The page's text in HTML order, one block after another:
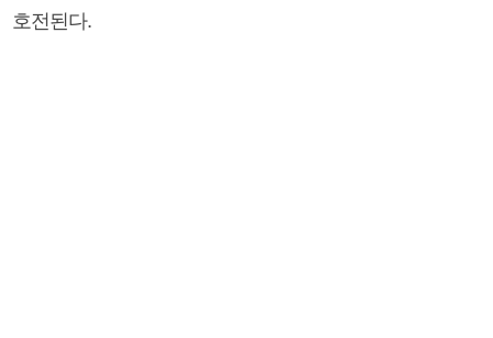
호전된다.